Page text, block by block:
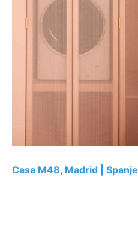
Casa M48, Madrid | Spanje